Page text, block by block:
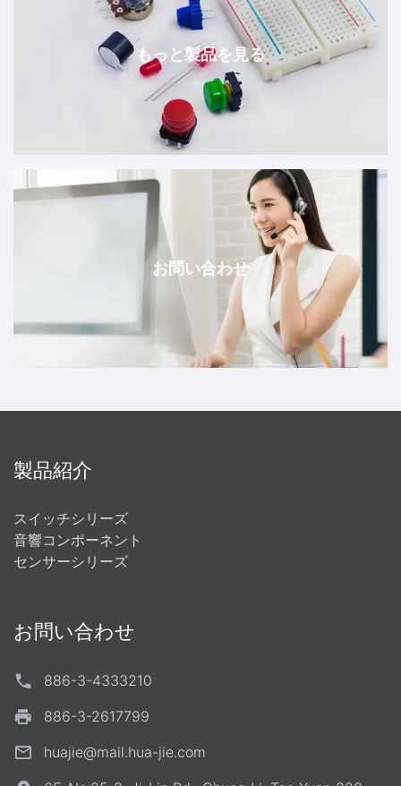
もっと製品を見る
お問い合わせ
製品紹介
スイッチシリーズ
音響コンポーネント
センサーシリーズ
お問い合わせ
886-3-4333210
886-3-2617799
huajie@mail.hua-jie.com